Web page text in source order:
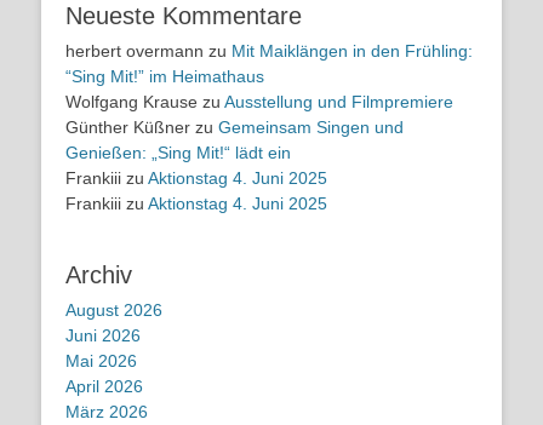
Neueste Kommentare
herbert overmann zu Mit Maiklängen in den Frühling:
“Sing Mit!” im Heimathaus
Wolfgang Krause zu Ausstellung und Filmpremiere
Günther Küßner zu Gemeinsam Singen und
Genießen: „Sing Mit!“ lädt ein
Frankiii zu Aktionstag 4. Juni 2025
Frankiii zu Aktionstag 4. Juni 2025
Archiv
August 2026
Juni 2026
Mai 2026
April 2026
März 2026